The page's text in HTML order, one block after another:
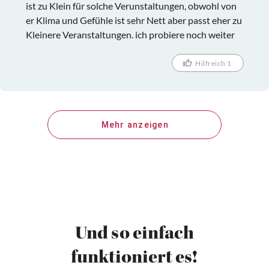
ist zu Klein für solche Verunstaltungen, obwohl von
er Klima und Gefühle ist sehr Nett aber passt eher zu
Kleinere Veranstaltungen. ich probiere noch weiter
Hilfreich 1
Mehr anzeigen
Und so einfach
funktioniert es!